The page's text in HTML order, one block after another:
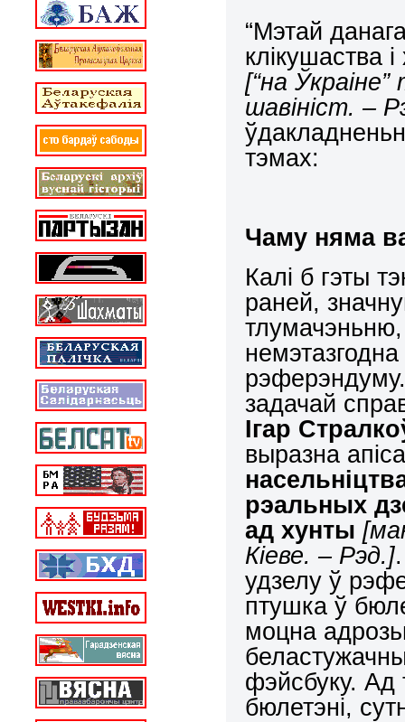
“Мэтай
клікушаства
[“на
шавініст. –
тэмах:
Чаму няма
Калі б гэты
раней,
тлумачэньню,
задачай
Ігар
выразна
рэальных
ад хунты
Кіеве. – Рэд.]
удзелу ў
птушка ў
моцна
фэйсбуку. Ад
бюлетэні,